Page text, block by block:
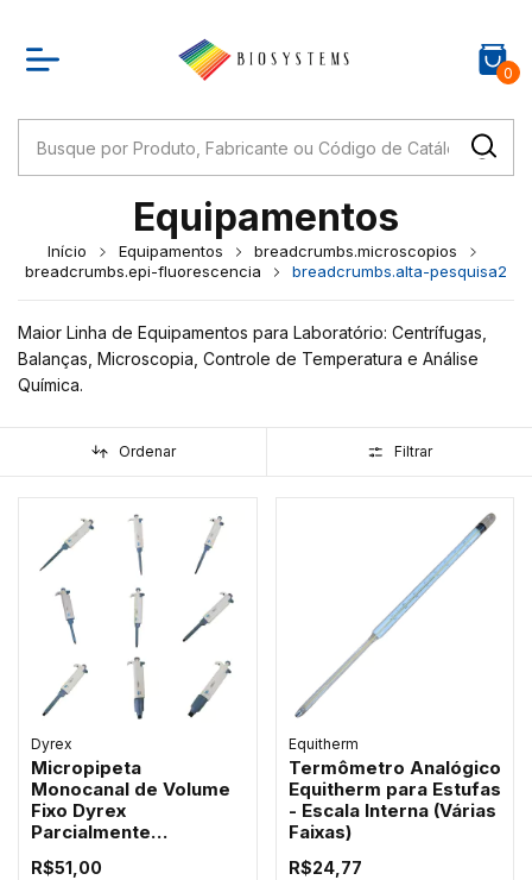
0
Equipamentos
Início Equipamentos
breadcrumbs.microscopios
breadcrumbs.epi-fluorescencia
breadcrumbs.alta-pesquisa2
Maior Linha de Equipamentos para Laboratório: Centrífugas,
Balanças, Microscopia, Controle de Temperatura e Análise
Química.
Ordenar Filtrar
Dyrex
Micropipeta
Monocanal de Volume
Fixo Dyrex
Parcialmente
R$51,00
Equitherm
Termômetro Analógico
Equitherm para Estufas
- Escala Interna (Várias
Faixas)
R$24,77